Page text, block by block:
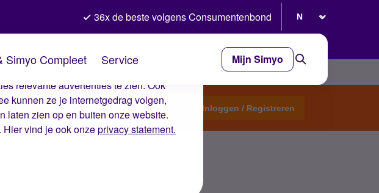
zorgen wij ervoor dat je ervaring op de
relevante advertenties te zien. Ook
kunnen ze je internetgedrag volgen,
laten zien op en buiten onze website.
vind je ook onzeprivacy statement.
36x de beste volgens Consumentenbond
Simyo Compleet Service Mijn Simyo
Start een topic Inloggen / Registreren